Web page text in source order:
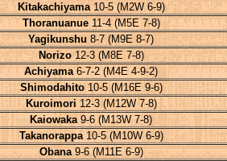
Kitakachiyama10-5 (M2W 6-9)
Thoranuanue11-4 (M5E 7-8)
Yagikunshu 8-7 (M9E 8-7)
Norizo12-3 (M8E 7-8)
Achiyama6-7-2 (M4E 4-9-2)
Shimodahito10-5 (M16E 9-6)
Kuroimori12-3 (M12W 7-8)
Kaiowaka9-6 (M13W 7-8)
Takanorappa10-5 (M10W 6-9)
Obana9-6 (M11E 6-9)